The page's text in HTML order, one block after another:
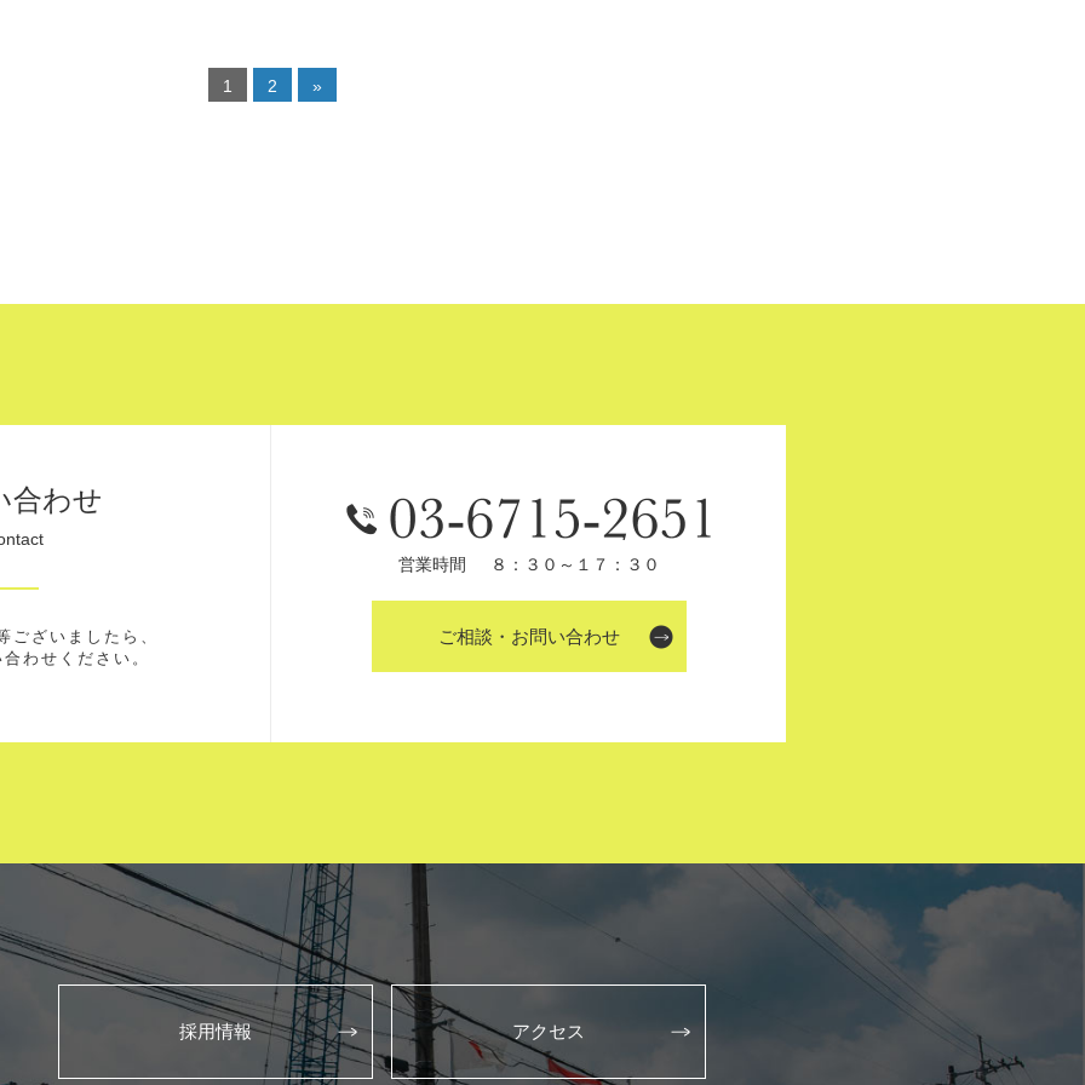
1 2 »
合わせ
ございましたら、
わせください。
営業時間 ８：３０～１７：３０
ご相談・お問い合わせ
採用情報 アクセス